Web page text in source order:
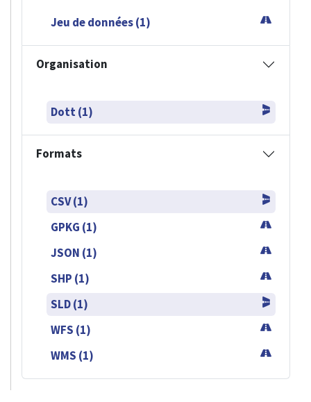
Jeu de données (1)
Organisation
Dott (1)
Formats
CSV (1)
GPKG (1)
JSON (1)
SHP (1)
SLD (1)
WFS (1)
WMS (1)